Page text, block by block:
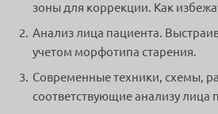
зоны для коррекции. Как
Анализ лица пациента.
учетом морфотипа старения.
Современные техники, схемы,
соответствующие анализу лица